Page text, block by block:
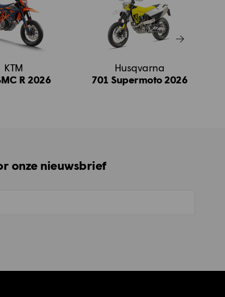
KTM
R 2026
Husqvarna
701 Supermoto 2026
onze nieuwsbrief